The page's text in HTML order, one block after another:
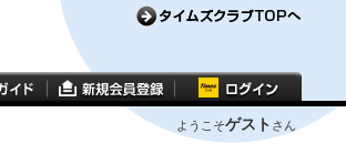
ようこそゲスト さん